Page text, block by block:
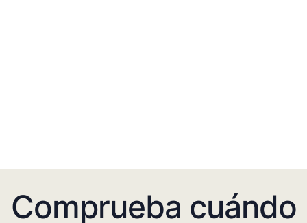
Comprueba cuándo